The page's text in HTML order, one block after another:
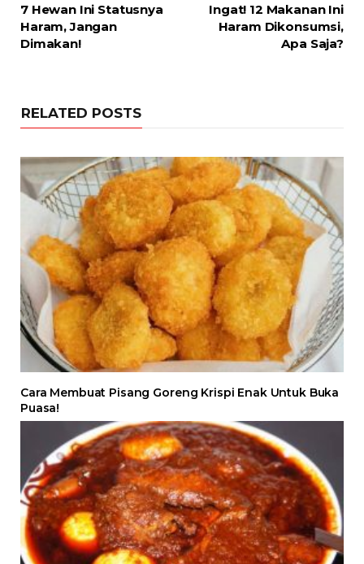
7 Hewan Ini Statusnya
Haram, Jangan
Dimakan!
Ingat! 12 Makanan Ini
Haram Dikonsumsi,
Apa Saja?
RELATED POSTS
Cara Membuat Pisang Goreng Krispi Enak Untuk Buka
Puasa!